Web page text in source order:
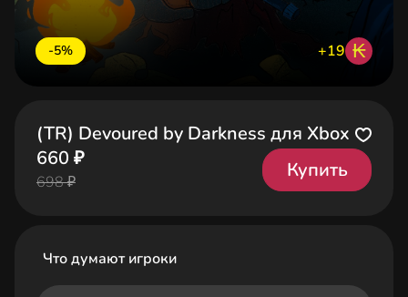
-5% +19 ₭
(TR) Devoured by Darkness для Xbox
660 ₽
698 ₽
Купить
Что думают игроки